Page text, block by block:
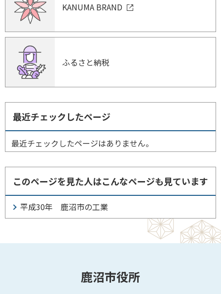
KANUMA BRAND
ふるさと納税
最近チェックしたページ
最近チェックしたページはありません。
このページを見た人はこんなページも見ています
平成30年 鹿沼市の工業
鹿沼市役所